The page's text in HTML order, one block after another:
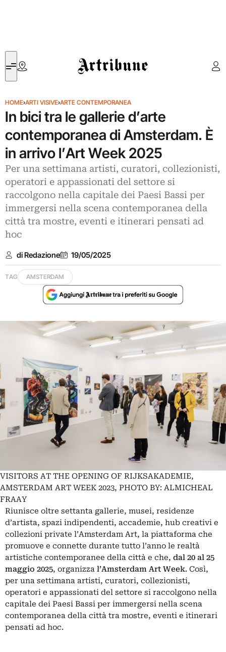
Artribune
HOME›ARTI VISIVE›ARTE CONTEMPORANEA
In bici tra le gallerie d’arte
contemporanea di Amsterdam. È
in arrivo l’Art Week 2025
Per una settimana artisti, curatori, collezionisti,
operatori e appassionati del settore si
raccolgono nella capitale dei Paesi Bassi per
immergersi nella scena contemporanea della
città tra mostre, eventi e itinerari pensati ad
hoc
di Redazione 19/05/2025
TAG AMSTERDAM
VISITORS AT THE OPENING OF RIJKSAKADEMIE,
AMSTERDAM ART WEEK 2023, PHOTO BY: ALMICHEAL
FRAAY
Riunisce oltre settanta gallerie, musei, residenze
d’artista, spazi indipendenti, accademie, hub creativi e
collezioni private l’Amsterdam Art, la piattaforma che
promuove e connette durante tutto l’anno le realtà
artistiche contemporanee della città e che, dal 20 al 25
maggio 2025, organizza l’Amsterdam Art Week. Così,
per una settimana artisti, curatori, collezionisti,
operatori e appassionati del settore si raccolgono nella
capitale dei Paesi Bassi per immergersi nella scena
contemporanea della città tra mostre, eventi e itinerari
pensati ad hoc.